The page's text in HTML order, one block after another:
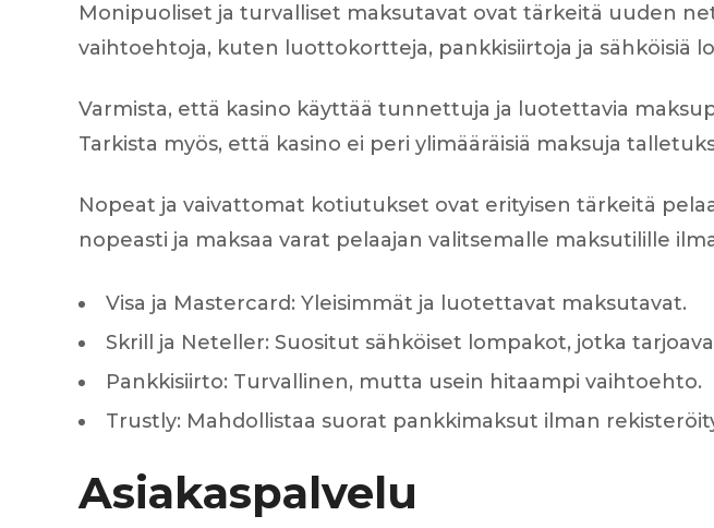
Monipuoliset ja turvalliset maksutavat ovat tärkeitä uuden
vaihtoehtoja, kuten luottokortteja, pankkisiirtoja ja sähköisiä
Varmista, että kasino käyttää tunnettuja ja luotettavia
Tarkista myös, että kasino ei peri ylimääräisiä maksuja
Nopeat ja vaivattomat kotiutukset ovat erityisen tärkeitä
nopeasti ja maksaa varat pelaajan valitsemalle maksutilille
Visa ja Mastercard: Yleisimmät ja luotettavat maksutavat.
Skrill ja Neteller: Suositut sähköiset lompakot, jotka
Pankkisiirto: Turvallinen, mutta usein hitaampi vaihtoehto.
Trustly: Mahdollistaa suorat pankkimaksut ilman
Asiakaspalvelu